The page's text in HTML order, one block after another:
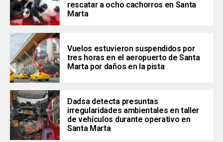
rescatar a ocho cachorros en Santa
Marta
Vuelos estuvieron suspendidos por
tres horas en el aeropuerto de Santa
Marta por daños en la pista
Dadsa detecta presuntas
irregularidades ambientales en taller
de vehículos durante operativo en
Santa Marta